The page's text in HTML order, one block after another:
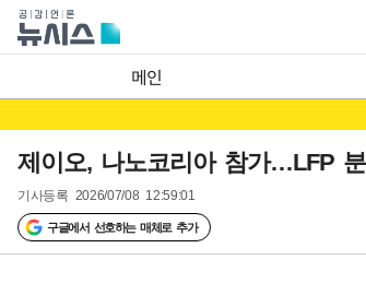
메인
제이오, 나노코리아 참가…LFP
기사등록 2026/07/08 12:59:01
구글에서 선호하는 매체로 추가